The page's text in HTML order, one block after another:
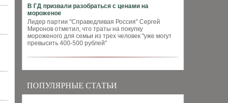
В ГД призвали разобраться с ценами на
мороженое
Лидер партии "Справедливая Россия" Сергей
Миронов отметил, что траты на покупку
мороженого для семьи из трех человек "уже могут
превысить 400-500 рублей"
ПОПУЛЯРНЫЕ СТАТЬИ